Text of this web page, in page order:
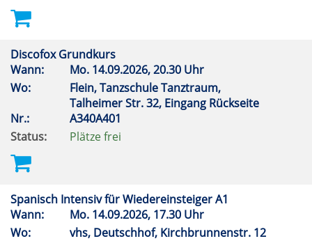
Discofox Grundkurs
Wann:
Mo. 14.09.2026, 20.30 Uhr
Wo:
Flein, Tanzschule Tanztraum,
Talheimer Str. 32, Eingang Rückseite
Nr.:
A340A401
Status:
Plätze frei
Spanisch Intensiv für Wiedereinsteiger A1
Wann:
Mo. 14.09.2026, 17.30 Uhr
Wo:
vhs, Deutschhof, Kirchbrunnenstr. 12